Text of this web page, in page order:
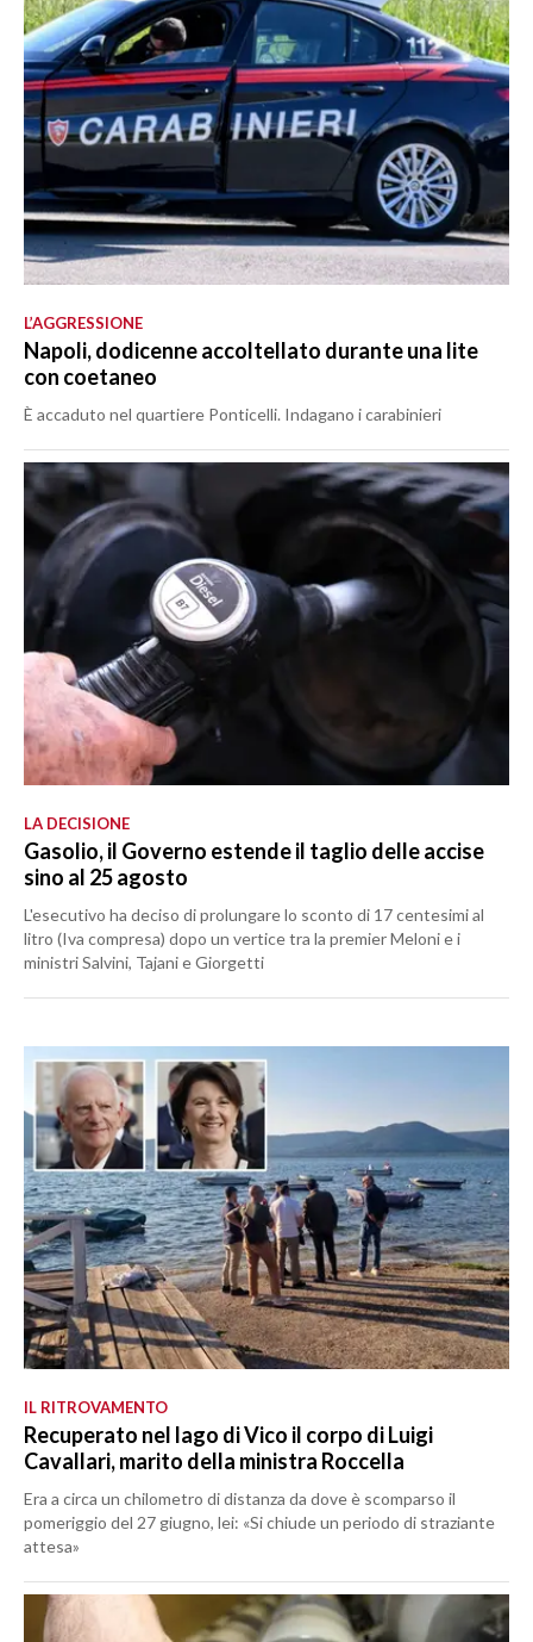
L’AGGRESSIONE
Napoli, dodicenne accoltellato durante una lite
con coetaneo
È accaduto nel quartiere Ponticelli. Indagano i carabinieri
LA DECISIONE
Gasolio, il Governo estende il taglio delle accise
sino al 25 agosto
L'esecutivo ha deciso di prolungare lo sconto di 17 centesimi al
litro (Iva compresa) dopo un vertice tra la premier Meloni e i
ministri Salvini, Tajani e Giorgetti
IL RITROVAMENTO
Recuperato nel lago di Vico il corpo di Luigi
Cavallari, marito della ministra Roccella
Era a circa un chilometro di distanza da dove è scomparso il
pomeriggio del 27 giugno, lei: «Si chiude un periodo di straziante
attesa»